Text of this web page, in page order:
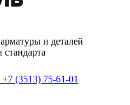
и деталей
+7 (3513) 75-61-01